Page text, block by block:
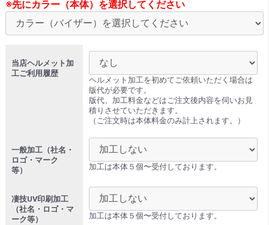
※先にカラー（本体）を選択してください
当店ヘルメット加
工ご利用履歴
ヘルメット加工を初めてご依頼いただく場合は
版代が必要です。
版代、加工料金などはご注文後内容を伺いお見
積りさせていただきます。
（ご注文時は本体料金のみ計上されます。）
一般加工（社名・
ロゴ・マーク
等）
加工は本体５個〜受付しております。
凄技UV印刷加工
（社名・ロゴ・マ
ーク等）
加工は本体５個〜受付しております。